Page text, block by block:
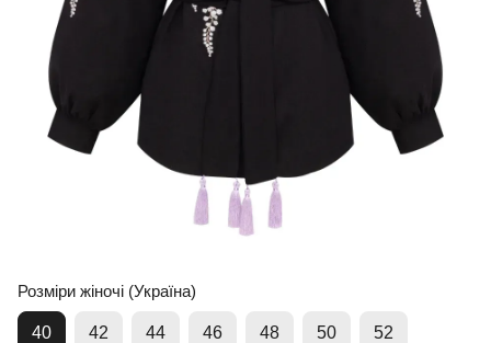
Розміри жіночі (Україна)
40 42 44 46 48 50 52